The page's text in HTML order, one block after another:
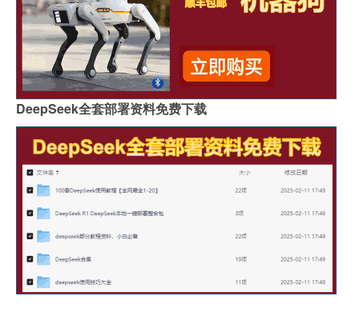
DeepSeek全套部署资料免费下载